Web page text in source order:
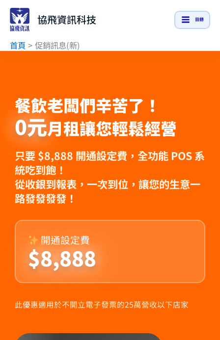
協飛資訊科技 目錄
首頁 促銷訊息(新)
餐飲老闆們辛苦了！
0元月租讓您輕鬆經營
只要 $8,888 開通設定費，全功能 POS 系
統吃到飽！
從收銀到報表，一次到位，讓您的生意一
路發發發發！
開通設定費
$8,888
此優惠適用於不開立電子發票的25萬營收以下店家